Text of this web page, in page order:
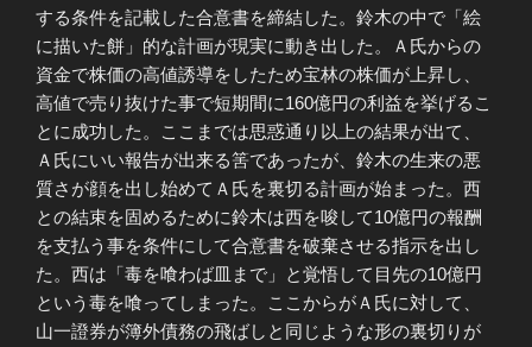
する条件を記載した合意書を締結した。鈴木の中で「絵
に描いた餅」的な計画が現実に動き出した。Ａ氏からの
資金で株価の高値誘導をしたため宝林の株価が上昇し、
高値で売り抜けた事で短期間に160億円の利益を挙げるこ
とに成功した。ここまでは思惑通り以上の結果が出て、
Ａ氏にいい報告が出来る筈であったが、鈴木の生来の悪
質さが顔を出し始めてＡ氏を裏切る計画が始まった。西
との結束を固めるために鈴木は西を唆して10億円の報酬
を支払う事を条件にして合意書を破棄させる指示を出し
た。西は「毒を喰わば皿まで」と覚悟して目先の10億円
という毒を喰ってしまった。ここからがＡ氏に対して、
山一證券が簿外債務の飛ばしと同じような形の裏切りが